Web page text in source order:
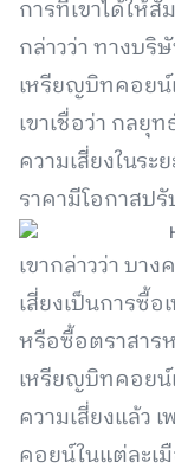
การที่เขาได้ให้
กล่าวว่า ทางบริ
เหรียญบิทคอยน์
เขาเชื่อว่า กลยุ
ความเสี่ยงในร
ราคามีโอกาสป
เขากล่าวว่า บา
เสี่ยงเป็นการซื้
หรือซื้อตราสาร
เหรียญบิทคอยน์
ความเสี่ยงแล้ว
คอยน์ในแต่ละเ